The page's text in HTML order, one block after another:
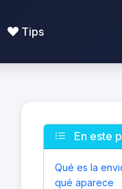
Tips
En este
Qué es la
qué aparece